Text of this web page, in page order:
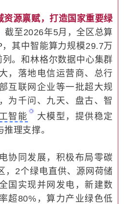
源禀赋，打造国家重要绿
截至2026年5月，全区总算
其中智能算力规模29.7万
。和林格尔数据中心集群
，落地电信运营商、总行
互联网企业等一批超大规
为千问、九天、盘古、智
智能
大模型，提供稳定
理支撑。
同发展，积极布局零碳
，2个绿电直供、源网荷储
国实现并网发电，新建数
超80%，算力产业绿色低